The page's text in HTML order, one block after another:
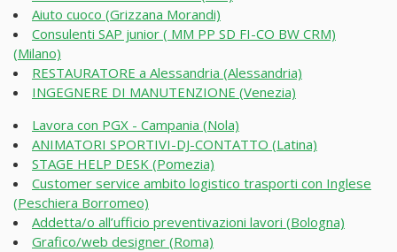
Aiuto cuoco (Grizzana Morandi)
Consulenti SAP junior ( MM PP SD FI-CO BW CRM)
(Milano)
RESTAURATORE a Alessandria (Alessandria)
INGEGNERE DI MANUTENZIONE (Venezia)
Lavora con PGX - Campania (Nola)
ANIMATORI SPORTIVI-DJ-CONTATTO (Latina)
STAGE HELP DESK (Pomezia)
Customer service ambito logistico trasporti con Inglese
(Peschiera Borromeo)
Addetta/o all’ufficio preventivazioni lavori (Bologna)
Grafico/web designer (Roma)